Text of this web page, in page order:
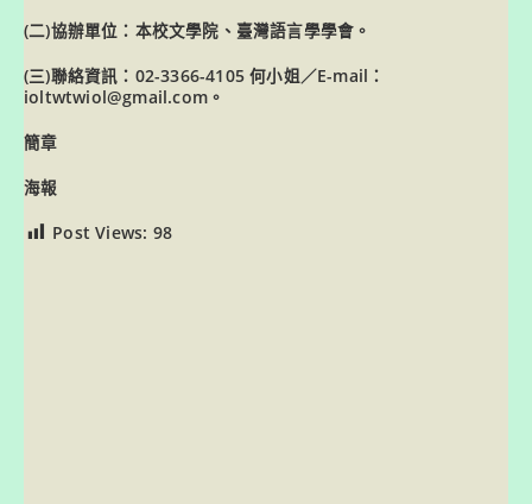
(二)協辦單位：本校文學院、臺灣語言學學會。
(三)聯絡資訊：02-3366-4105 何小姐／E-mail：
ioltwtwiol@gmail.com。
簡章
海報
Post Views: 98